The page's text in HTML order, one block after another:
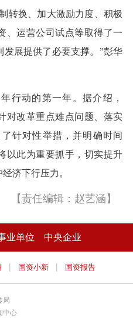
转换、加大激励力度、积极
、运营公司试点等取得了一
展提供了必要支撑。”彭华
行动的第一年。据介绍，
对改革重点难点问题、落实
针对性举措，并明确时间
以此为重要抓手，切实提升
济下行压力。
【责任编辑：赵艺涵】
业单位 中央企业
| 国资小新 | 国资报告
局
中心